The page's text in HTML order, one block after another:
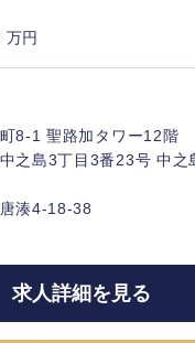
ス
ンクタンク
・印刷
静岡県
円
8-1 聖路加タワー12階
之島3丁目3番23号 中
湊4-18-38
求人詳細を見る